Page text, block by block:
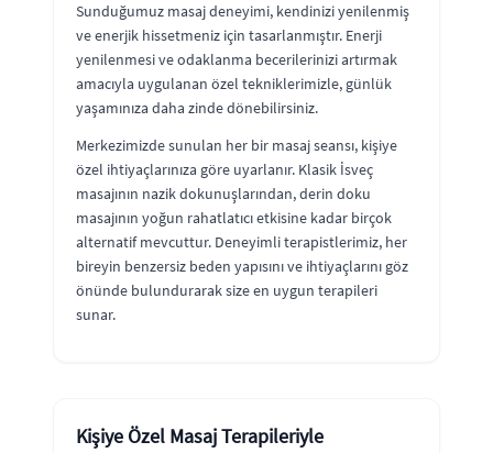
Sunduğumuz masaj deneyimi, kendinizi yenilenmiş
ve enerjik hissetmeniz için tasarlanmıştır. Enerji
yenilenmesi ve odaklanma becerilerinizi artırmak
amacıyla uygulanan özel tekniklerimizle, günlük
yaşamınıza daha zinde dönebilirsiniz.
Merkezimizde sunulan her bir masaj seansı, kişiye
özel ihtiyaçlarınıza göre uyarlanır. Klasik İsveç
masajının nazik dokunuşlarından, derin doku
masajının yoğun rahatlatıcı etkisine kadar birçok
alternatif mevcuttur. Deneyimli terapistlerimiz, her
bireyin benzersiz beden yapısını ve ihtiyaçlarını göz
önünde bulundurarak size en uygun terapileri
sunar.
Kişiye Özel Masaj Terapileriyle